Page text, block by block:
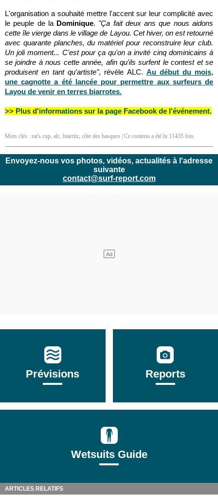
L'organisation a souhaité mettre l'accent sur leur complicité avec
le peuple de la Dominique. "Ça fait deux ans que nous aidons
cette île vierge dans le village de Layou. Cet hiver, on est retourné
avec quarante planches, du matériel pour reconstruire leur club.
Un joli moment... C'est pour ça qu'on a invité cinq dominicains à
se joindre à nous cette année, afin qu'ils surfent le contest et se
produisent en tant qu'artiste", révèle ALC. Au début du mois,
une cagnotte a été lancée pour permettre aux surfeurs de
Layou de venir en terres biarrotes.
>> Plus d'informations sur la page Facebook de l'événement.
Mots clés : rat's cup, alc, biarritz, côte des basques | Ce contenu a été lu 11435 fois.
Envoyez-nous vos photos, vidéos, actualités à l'adresse
suivante
contact@surf-report.com
Prévisions Reports
Wetsuits Guide
ARTICLES RELATIFS